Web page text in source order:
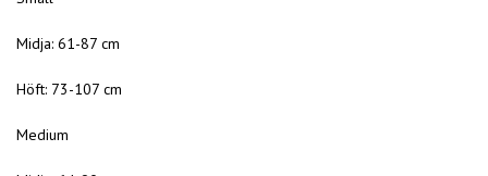
Midja: 61-87 cm
Höft: 73-107 cm
Medium